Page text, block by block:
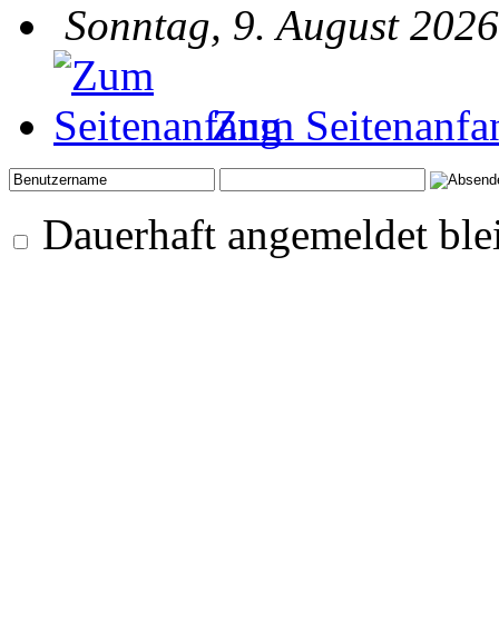
Sonntag, 9. August
Zum
Dauerhaft angemeldet